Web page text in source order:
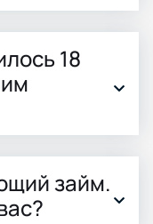
18
займ.